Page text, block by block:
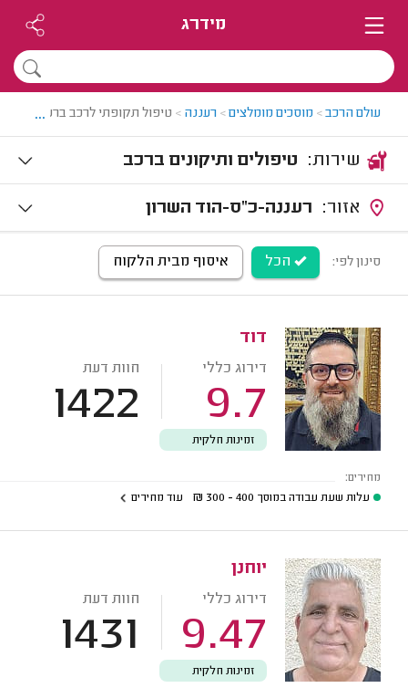
מידרג
עולם הרכב> מוסכים מומלצים> רעננה > טיפול תקופתי לרכב ברעננה
...
טיפולים ותיקונים ברכב
רעננה-כ"ס-הוד השרון
סינון לפי: הכל איסוף מבית הלקוח
דוד
דירוג כללי
9.7
חוות דעת
1422
זמינות חלקית
מחירים:
עלות שעת עבודה במוסך 400 - 300
₪ עוד מחירים
יוחנן
דירוג כללי
9.47
חוות דעת
1431
זמינות חלקית